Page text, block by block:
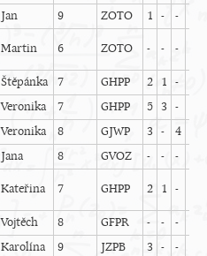
Jan 9 ZOTO 1 - -
Martin 6 ZOTO - - -
Štěpánka 7 GHPP 2 1 -
Veronika 7 GHPP 5 3 -
Veronika 8 GJWP 3 - 4
Jana 8 GVOZ - - -
Kateřina 7 GHPP 2 1 -
Vojtěch 8 GFPR - - -
Karolína 9 JZPB 3 - -